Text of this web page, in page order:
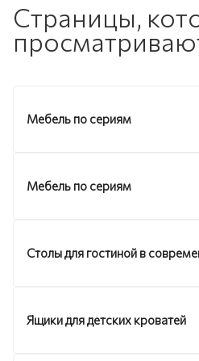
Страницы,
Мебель по сериям
Мебель по сериям
Столы для гостиной в
Ящики для детских кроватей